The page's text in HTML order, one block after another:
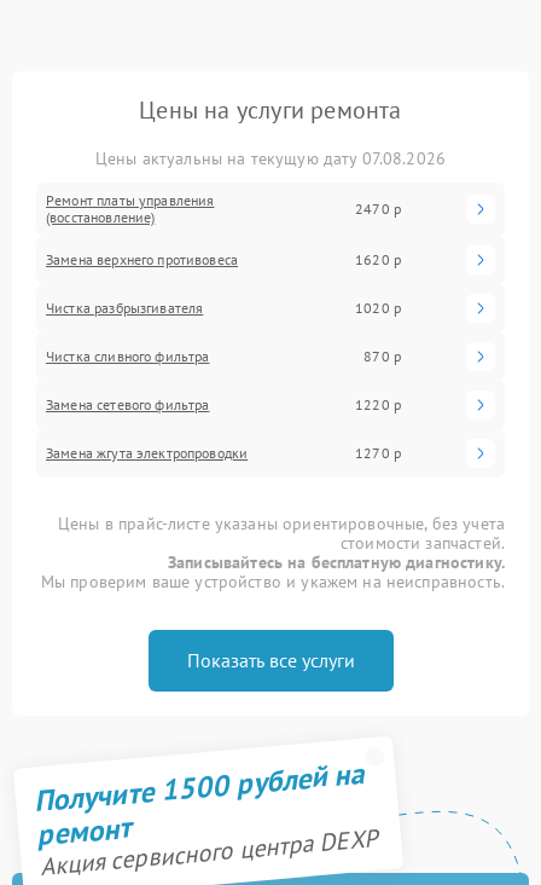
Цены на услуги ремонта
Цены актуальны на текущую дату 07.08.2026
Ремонт платы управления
(восстановление)
2470 р
Замена верхнего противовеса 1620 р
Чистка разбрызгивателя 1020 р
Чистка сливного фильтра 870 р
Замена сетевого фильтра 1220 р
Замена жгута электропроводки 1270 р
Цены в прайс-листе указаны ориентировочные, без учета
стоимости запчастей.
Записывайтесь на бесплатную диагностику.
Мы проверим ваше устройство и укажем на неисправность.
Показать все услуги
Получите 1500 рублей на
ремонт
Акция сервисного центра DEXP